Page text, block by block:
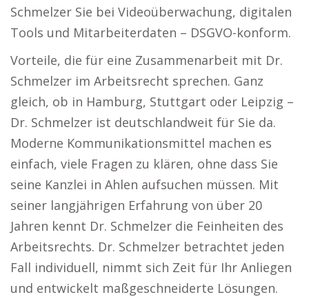
Schmelzer Sie bei Videoüberwachung, digitalen
Tools und Mitarbeiterdaten – DSGVO-konform.
Vorteile, die für eine Zusammenarbeit mit Dr.
Schmelzer im Arbeitsrecht sprechen. Ganz
gleich, ob in Hamburg, Stuttgart oder Leipzig –
Dr. Schmelzer ist deutschlandweit für Sie da.
Moderne Kommunikationsmittel machen es
einfach, viele Fragen zu klären, ohne dass Sie
seine Kanzlei in Ahlen aufsuchen müssen. Mit
seiner langjährigen Erfahrung von über 20
Jahren kennt Dr. Schmelzer die Feinheiten des
Arbeitsrechts. Dr. Schmelzer betrachtet jeden
Fall individuell, nimmt sich Zeit für Ihr Anliegen
und entwickelt maßgeschneiderte Lösungen.